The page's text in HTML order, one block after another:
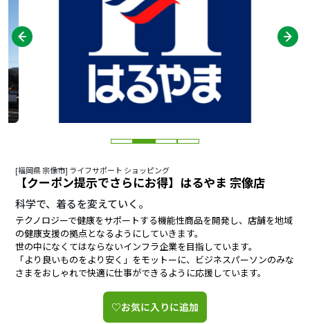
[福岡県 宗像市] ライフサポート ショッピング
【クーポン提示でさらにお得】はるやま 宗像店
科学で、着るを変えていく。
テクノロジーで健康をサポートする機能性商品を開発し、店舗を地域
の健康支援の拠点となるようにしていきます。
世の中になくてはならないインフラ企業を目指しています。
「より良いものをより安く」をモットーに、ビジネスパーソンのみな
さまをおしゃれで快適に仕事ができるように応援しています。
♡お気に入りに追加